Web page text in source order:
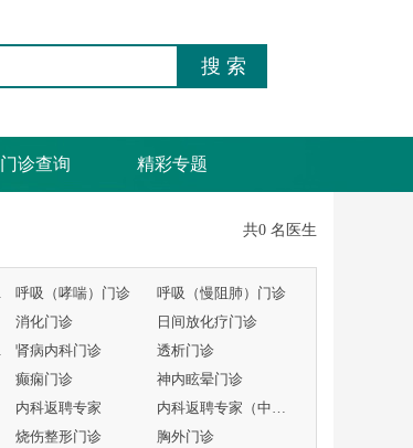
门诊查询 精彩专题
共0 名医生
呼吸（哮喘）门诊
呼吸（慢阻肺）门诊
消化门诊
日间放化疗门诊
肾病内科门诊
透析门诊
癫痫门诊
神内眩晕门诊
内科返聘专家
烧伤整形门诊
胸外门诊